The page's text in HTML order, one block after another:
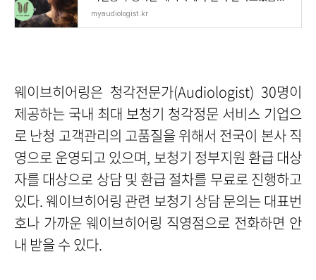
다. <
myaudiologist.kr
웨이브히어링은 청각전문가(Audiologist) 30명이
제공하는 국내 최대 보청기 청각정문 서비스 기업으
로 난청 고객관리의 고품질을 위해서 전국이 본사 직
영으로 운영되고 있으며, 보청기 정부지원 환급 대상
자를 대상으로 상담 및 환급 절차를 무료로 진행하고
있다. 웨이브히어링 관련 보청기 상담 문의는 대표번
호나 가까운 웨이브히어링 직영점으로 전화하면 안
내 받을 수 있다.